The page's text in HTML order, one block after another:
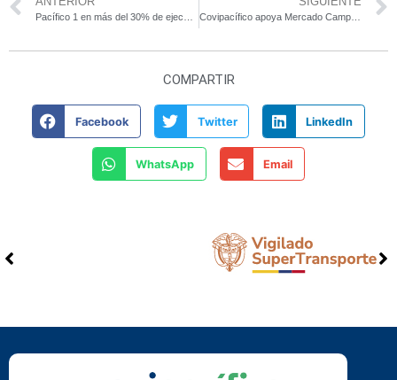
Covipacífico apoya Mercado Campesino en Amagá
COMPARTIR
Facebook Twitter LinkedIn
WhatsApp Email